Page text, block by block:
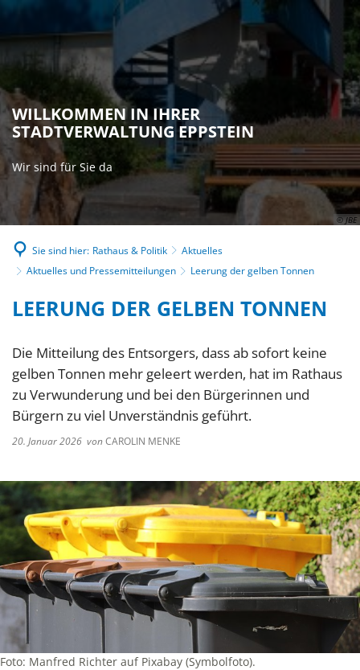
© JBE
WILLKOMMEN IN IHRER
STADTVERWALTUNG EPPSTEIN
Wir sind für Sie da
Sie sind hier: Rathaus & Politik
Aktuelles
Aktuelles und Pressemitteilungen
Leerung der gelben Tonnen
LEERUNG DER GELBEN TONNEN
Die Mitteilung des Entsorgers, dass ab sofort keine
gelben Tonnen mehr geleert werden, hat im Rathaus
zu Verwunderung und bei den Bürgerinnen und
Bürgern zu viel Unverständnis geführt.
20. Januar 2026 vonCAROLIN MENKE
Foto: Manfred Richter auf Pixabay (Symbolfoto).